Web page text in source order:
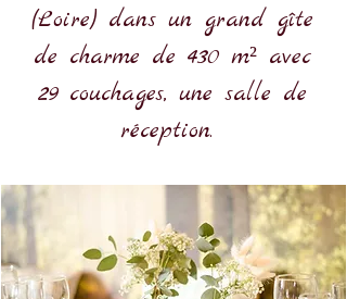
(Loire) dans un grand gîte
de charme de 430 m² avec
29 couchages, une salle de
réception.